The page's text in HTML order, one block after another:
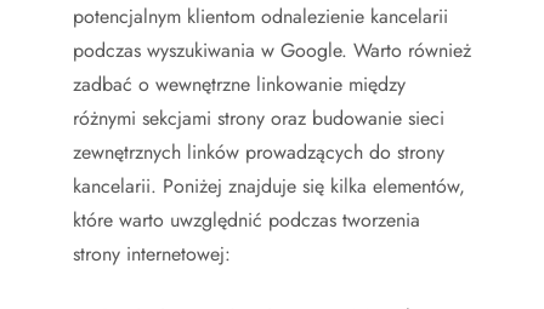
potencjalnym klientom odnalezienie kancelarii
podczas wyszukiwania w Google. Warto również
zadbać o wewnętrzne linkowanie między
różnymi sekcjami strony oraz budowanie sieci
zewnętrznych linków prowadzących do strony
kancelarii. Poniżej znajduje się kilka elementów,
które warto uwzględnić podczas tworzenia
strony internetowej: